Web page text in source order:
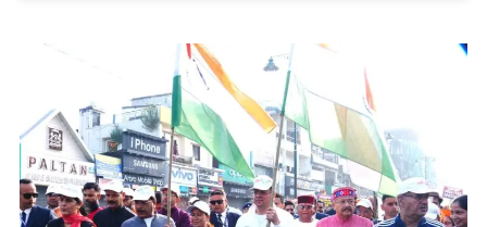
एकजुट
करने
का
असंभव
कार्य
पूरा
किया;
उनके